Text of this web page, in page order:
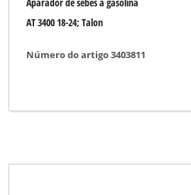
AT 3400 18-24; Talon
Número do artigo 3403811